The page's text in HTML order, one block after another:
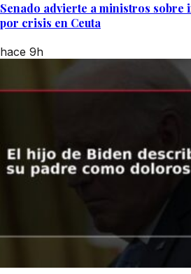
Senado advierte a ministros sobre
por crisis en Ceuta
hace 9h